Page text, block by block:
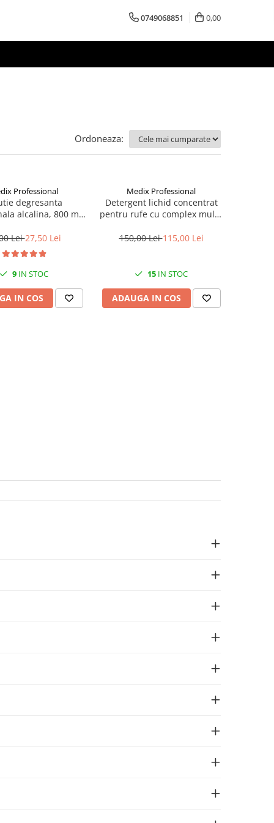
0749068851 0,00
Ordoneaza:
Professional
degresanta
alcalina, 800 ml,
Lei27,50 Lei
9IN STOC
IN COS
Medix Professional
Detergent lichid concentrat
pentru rufe cu complex multi-
alergeni, 5 litrii, Medix
150,00 Lei115,00 Lei
15 IN STOC
ADAUGA IN COS